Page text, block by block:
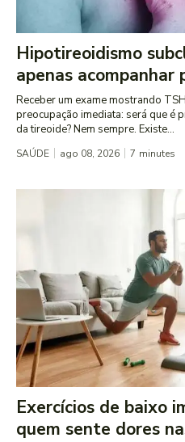
Hipotireoidismo
apenas acompanhar
Receber um exame mostrando
preocupação imediata: será que é
da tireoide? Nem sempre. Existe...
SAÚDE ago 08, 2026 7 minutes
Exercícios de baixo
quem sente dores